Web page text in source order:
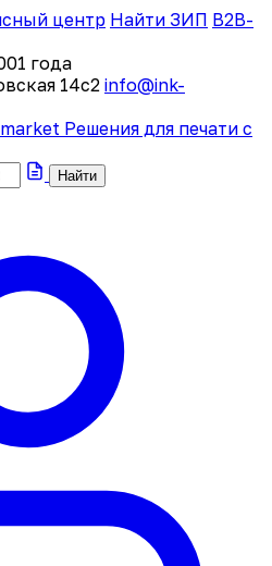
центр Найти ЗИП B2B-
года
14с2 info@ink-
market Решения для печати с
Найти